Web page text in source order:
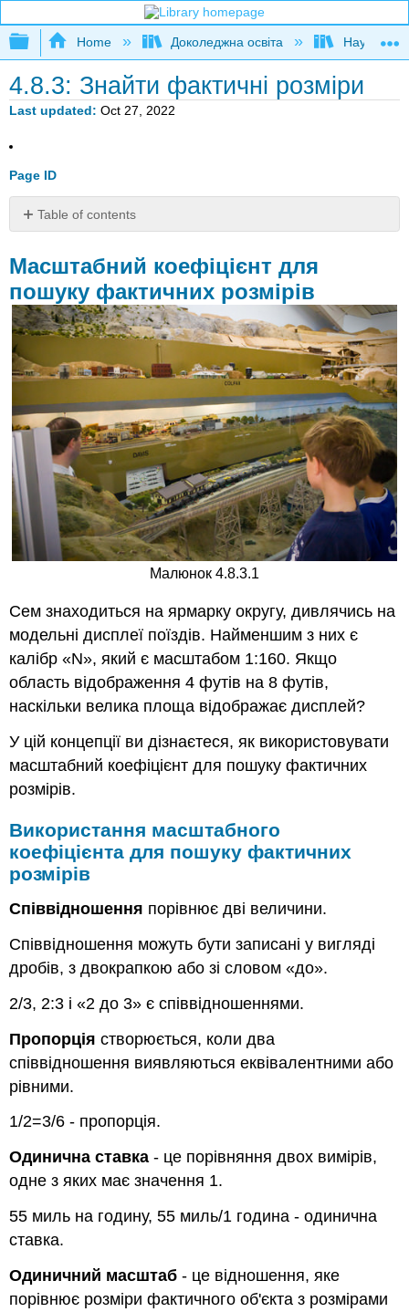
Expand/collapse global hierarchy
Home Доколеджна освіта Наука і
4.8.3: Знайти фактичні розміри
Last updated Oct 27, 2022
Page ID
Table of contents
коефіцієнт
для
пошуку
фактичних
розмірів
масштабного
для
пошуку
фактичних
розмірів
Приклади
Рецензія
Огляд
(Відповіді)
Масштабний коефіцієнт для
пошуку фактичних розмірів
Малюнок 4.8.3.1
Сем знаходиться на ярмарку округу, дивлячись на
модельні дисплеї поїздів. Найменшим з них є
калібр «N», який є масштабом 1:160. Якщо
область відображення 4 футів на 8 футів,
наскільки велика площа відображає дисплей?
У цій концепції ви дізнаєтеся, як використовувати
масштабний коефіцієнт для пошуку фактичних
розмірів.
Використання масштабного
коефіцієнта для пошуку фактичних
розмірів
Співвідношення порівнює дві величини.
Співвідношення можуть бути записані у вигляді
дробів, з двокрапкою або зі словом «до».
2/3, 2:3 і «2 до 3» є співвідношеннями.
Пропорція створюється, коли два
співвідношення виявляються еквівалентними або
рівними.
1/2=3/6 - пропорція.
Одинична ставка - це порівняння двох вимірів,
одне з яких має значення 1.
55 миль на годину, 55 миль/1 година - одинична
ставка.
Одиничний масштаб - це відношення, яке
порівнює розміри фактичного об'єкта з розмірами